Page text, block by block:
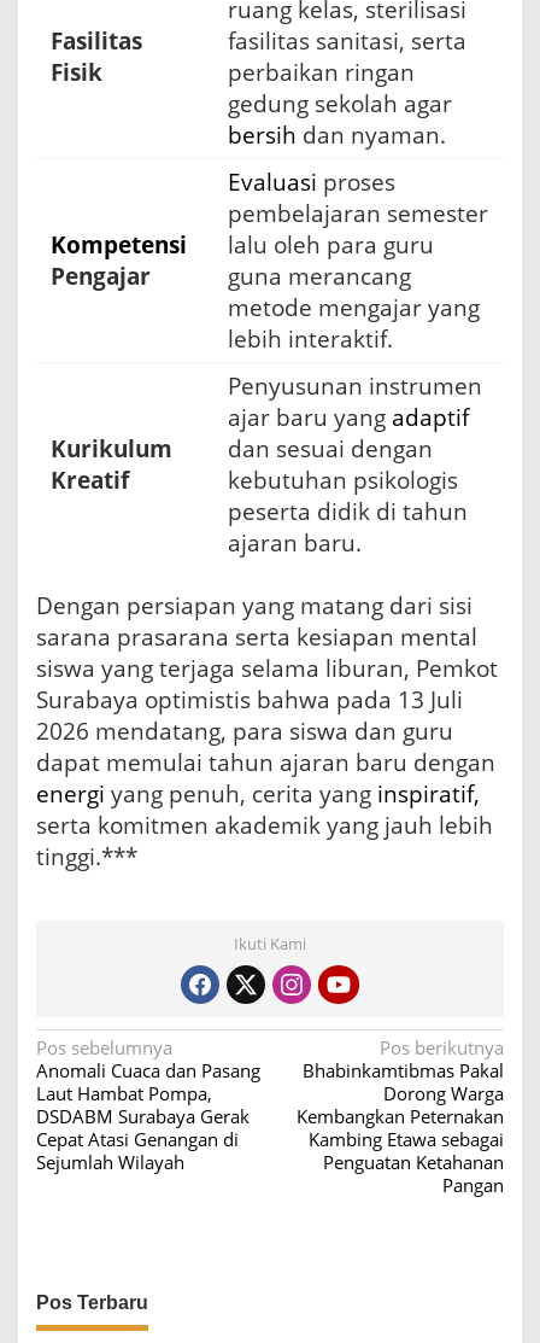
Fasilitas
Fisik
ruang kelas, sterilisasi
fasilitas sanitasi, serta
perbaikan ringan
gedung sekolah agar
bersih dan nyaman.
Kompetensi
Pengajar
Evaluasi proses
pembelajaran semester
lalu oleh para guru
guna merancang
metode mengajar yang
lebih interaktif.
Kurikulum
Kreatif
Penyusunan instrumen
ajar baru yang adaptif
dan sesuai dengan
kebutuhan psikologis
peserta didik di tahun
ajaran baru.
Dengan persiapan yang matang dari sisi
sarana prasarana serta kesiapan mental
siswa yang terjaga selama liburan, Pemkot
Surabaya optimistis bahwa pada 13 Juli
2026 mendatang, para siswa dan guru
dapat memulai tahun ajaran baru dengan
energi yang penuh, cerita yang inspiratif,
serta komitmen akademik yang jauh lebih
tinggi.***
Ikuti Kami
N
a
v
i
p
Pos sebelumnya
Anomali Cuaca dan Pasang
Laut Hambat Pompa,
DSDABM Surabaya Gerak
Cepat Atasi Genangan di
Sejumlah Wilayah
Pos berikutnya
Bhabinkamtibmas Pakal
Dorong Warga
Kembangkan Peternakan
Kambing Etawa sebagai
Penguatan Ketahanan
Pangan
Pos Terbaru